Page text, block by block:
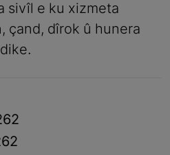
sivîl e ku xizmeta
çand, dîrok û hunera